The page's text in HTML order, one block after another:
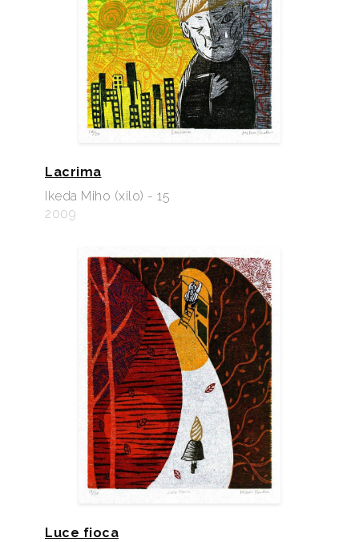
Lacrima
Ikeda Miho (xilo) - 15
2009
Luce fioca